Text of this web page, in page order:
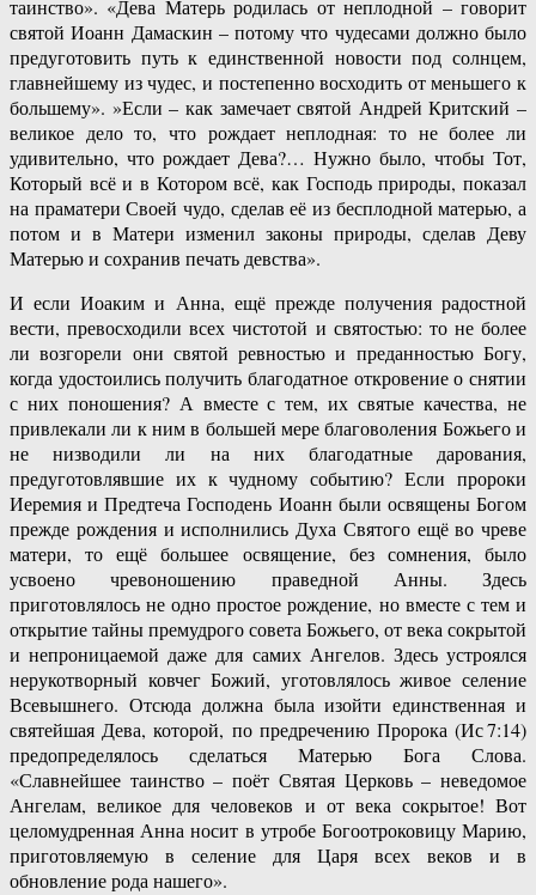
таинство». «Дева Матерь родилась от неплодной – говорит
святой Иоанн Дамаскин – потому что чудесами должно было
предуготовить путь к единственной новости под солнцем,
главнейшему из чудес, и постепенно восходить от меньшего к
большему». »Если – как замечает святой Андрей Критский –
великое дело то, что рождает неплодная: то не более ли
удивительно, что рождает Дева?… Нужно было, чтобы Тот,
Который всё и в Котором всё, как Господь природы, показал
на праматери Своей чудо, сделав её из бесплодной матерью, а
потом и в Матери изменил законы природы, сделав Деву
Матерью и сохранив печать девства».
И если Иоаким и Анна, ещё прежде получения радостной
вести, превосходили всех чистотой и святостью: то не более
ли возгорели они святой ревностью и преданностью Богу,
когда удостоились получить благодатное откровение о снятии
с них поношения? А вместе с тем, их святые качества, не
привлекали ли к ним в большей мере благоволения Божьего и
не низводили ли на них благодатные дарования,
предуготовлявшие их к чудному событию? Если пророки
Иеремия и Предтеча Господень Иоанн были освящены Богом
прежде рождения и исполнились Духа Святого ещё во чреве
матери, то ещё большее освящение, без сомнения, было
усвоено чревоношению праведной Анны. Здесь
приготовлялось не одно простое рождение, но вместе с тем и
открытие тайны премудрого совета Божьего, от века сокрытой
и непроницаемой даже для самих Ангелов. Здесь устроялся
нерукотворный ковчег Божий, уготовлялось живое селение
Всевышнего. Отсюда должна была изойти единственная и
святейшая Дева, которой, по предречению Пророка (Ис 7:14)
предопределялось сделаться Матерью Бога Слова.
«Славнейшее таинство – поёт Святая Церковь – неведомое
Ангелам, великое для человеков и от века сокрытое! Вот
целомудренная Анна носит в утробе Богоотроковицу Марию,
приготовляемую в селение для Царя всех веков и в
обновление рода нашего».